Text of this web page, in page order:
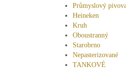
Průmyslový
Heineken
Kruh
Oboustranný
Starobrno
Nepasterizované
TANKOVÉ